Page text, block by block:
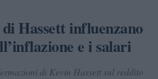
Hassett influenzano
e i salari
di Kevin Hassett sul reddito